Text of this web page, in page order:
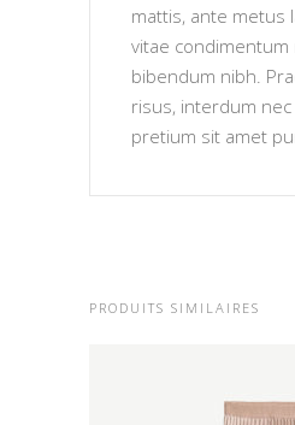
mattis, ante metus
vitae condimentum
bibendum nibh.
risus, interdum
pretium sit amet
PRODUITS SIMILAIRES